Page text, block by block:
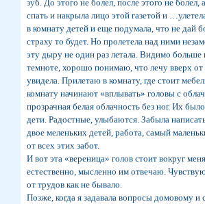
зуб. До этого не болел, после этого не
спать и накрыла лицо этой газетой и
в комнату детей и еще подумала, что не дай
страху то будет. Но пролетела над ними
эту дыру не один раз летала. Видимо
темноте, хорошо понимаю, что лечу вверх
увидела. Прилетаю в комнату, где стоит
комнату начинают «вплывать» головы с
прозрачная белая облачность без ног. Их
дети. Радостные, улыбаются. Забыла
двое меленьких детей, работа, самый
от всех этих забот.
И вот эта «вереница» голов стоит вокруг
естественно, мысленно им отвечаю.
от трудов как не бывало.
Позже, когда я задавала вопросы домовому